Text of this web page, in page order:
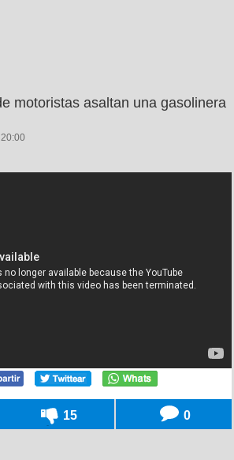
motoristas asaltan una gasolinera
15 0